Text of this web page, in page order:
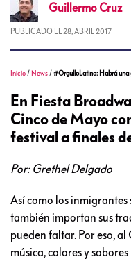
Guillermo Cruz
PUBLICADO EL 28, ABRIL 2017
Inicio / News /#OrgulloLatino: Habrá una
En Fiesta
Cinco de Mayo
festival a finales
Por: Grethel Delgado
Así como los inmigrantes
también importan sus
pueden faltar. Por eso, al
música, colores y